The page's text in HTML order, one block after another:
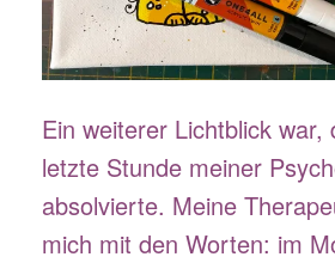
Ein weiterer Lichtblick war,
letzte Stunde meiner
absolvierte. Meine
mich mit den Worten: im